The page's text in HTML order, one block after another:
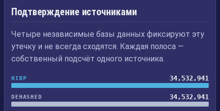
Подтверждение источниками
Четыре независимые базы данных фиксируют эту
утечку и не всегда сходятся. Каждая полоса —
собственный подсчёт одного источника.
HIBP 34,532,941
DEHASHED 34,532,941